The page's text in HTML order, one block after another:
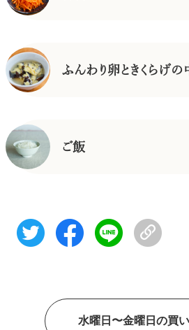
ふんわり卵ときくらげ
ご飯
水曜日〜金曜日の買